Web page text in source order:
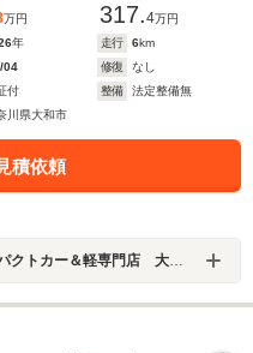
万円 317.4万円
年 走行 6km
04 修復
なし
付 整備
法定整備無
川県大和市
積依頼
トカー＆軽専門店 大和店